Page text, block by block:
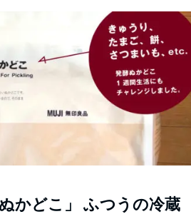
かどこ」 ふつうの冷蔵